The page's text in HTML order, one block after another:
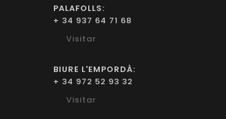
PALAFOLLS:
+ 34 937 64 71 68
Visitar
BIURE L'EMPORDÀ:
+ 34 972 52 93 32
Visitar